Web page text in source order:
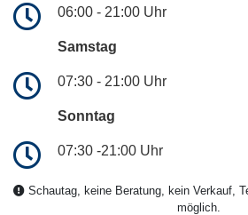
06:00 - 21:00 Uhr
Samstag
07:30 - 21:00 Uhr
Sonntag
07:30 -21:00 Uhr
Schautag, keine Beratung, kein Verkauf,
möglich.